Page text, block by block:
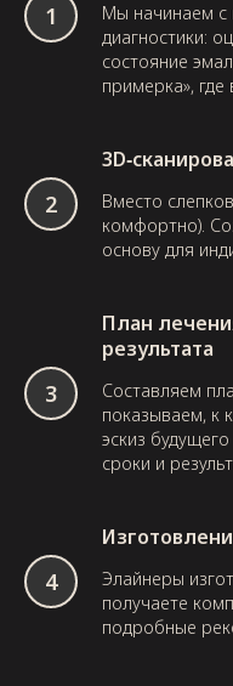
Мы начинаем с
диагностики:
состояние
примерка»,
Вместо
комфортно).
основу для
План
результата
Составляем
показываем, к
эскиз
сроки и
Элайнеры
получаете
подробные